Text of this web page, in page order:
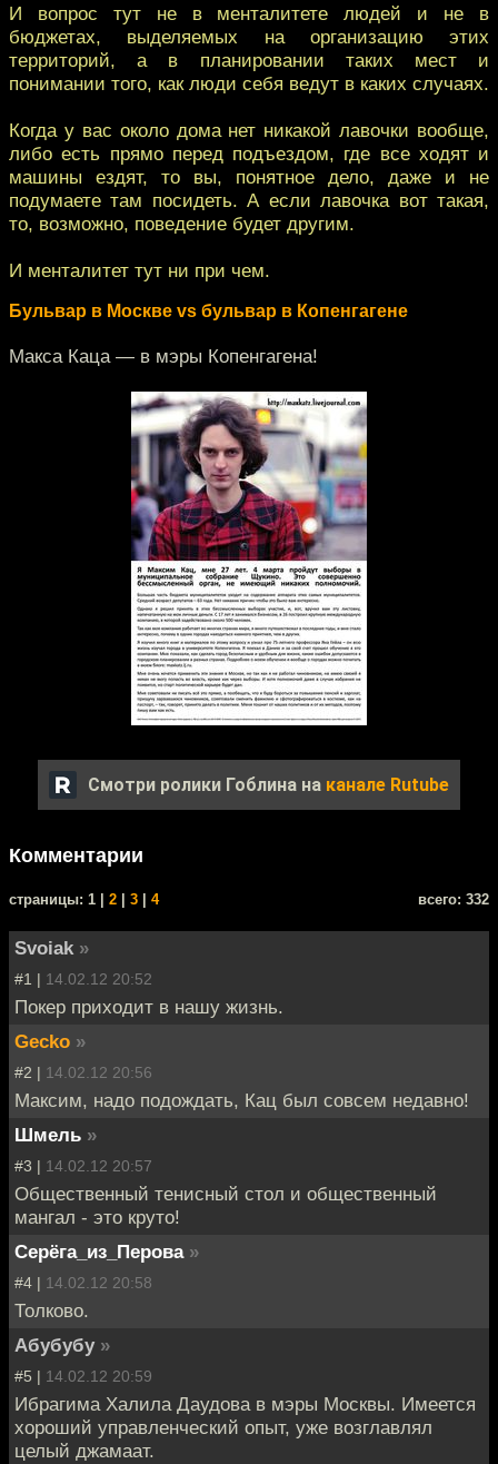
И вопрос тут не в менталитете людей и не в
бюджетах, выделяемых на организацию этих
территорий, а в планировании таких мест и
понимании того, как люди себя ведут в каких случаях.
Когда у вас около дома нет никакой лавочки вообще,
либо есть прямо перед подъездом, где все ходят и
машины ездят, то вы, понятное дело, даже и не
подумаете там посидеть. А если лавочка вот такая,
то, возможно, поведение будет другим.
И менталитет тут ни при чем.
Бульвар в Москве vs бульвар в Копенгагене
Макса Каца — в мэры Копенгагена!
Смотри ролики Гоблина на канале Rutube
Комментарии
cтраницы: 1 | 2 3 4 всего: 332
Svoiak »
#1 | 14.02.12 20:52
Покер приходит в нашу жизнь.
Gecko »
#2 | 14.02.12 20:56
Максим, надо подождать, Кац был совсем недавно!
Шмель »
#3 | 14.02.12 20:57
Общественный тенисный стол и общественный
мангал - это круто!
Серёга_из_Перова »
#4 | 14.02.12 20:58
Толково.
Абубубу »
#5 | 14.02.12 20:59
Ибрагима Халила Даудова в мэры Москвы. Имеется
хороший управленческий опыт, уже возглавлял
целый джамаат.